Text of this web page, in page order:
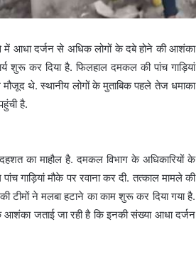
में आधा दर्जन से अधिक लोगों के दबे होने की आशंका
शुरू कर दिया है. फिलहाल दमकल की पांच गाड़ियां
थे. स्थानीय लोगों के मुताबिक पहले तेज धमाका
है.
का माहौल है. दमकल विभाग के अधिकारियों के
गाड़ियां मौके पर रवाना कर दी. तत्काल मामले की
टीमों ने मलबा हटाने का काम शुरू कर दिया गया है.
आशंका जताई जा रही है कि इनकी संख्या आधा दर्जन